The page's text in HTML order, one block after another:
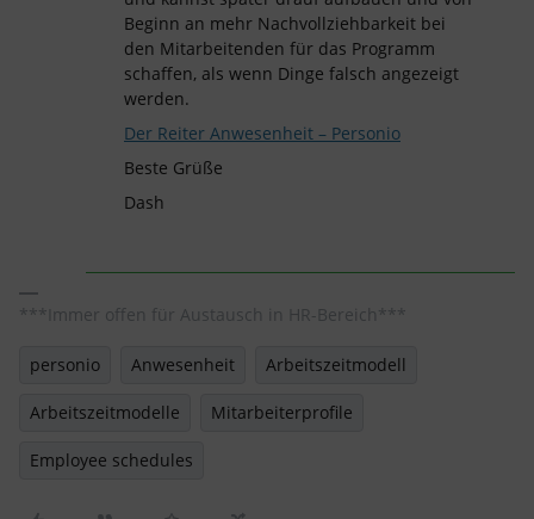
Beginn an mehr Nachvollziehbarkeit bei
den Mitarbeitenden für das Programm
schaffen, als wenn Dinge falsch angezeigt
werden.
Der Reiter Anwesenheit – Personio
Beste Grüße
Dash
***Immer offen für Austausch in HR-Bereich***
personio Anwesenheit Arbeitszeitmodell
Arbeitszeitmodelle Mitarbeiterprofile
Employee schedules